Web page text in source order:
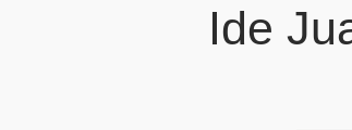
Ide